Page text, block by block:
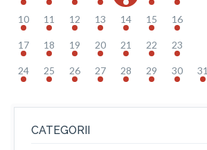
10 11 12 13 14 15 16
17 18 19 20 21 22 23
24 25 26 27 28 29 30 31
CATEGORII